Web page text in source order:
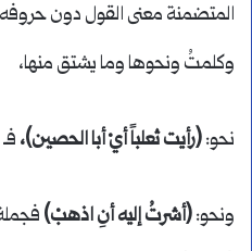
المتضمنة معنى القول دون
وكلمتُ ونحوها وما يشتق منها،
نحو:(رأيت ثعلباً أيْ أبا الحصين)،
ونحو:(أشرتُ إليه أنِ اذهبْ)